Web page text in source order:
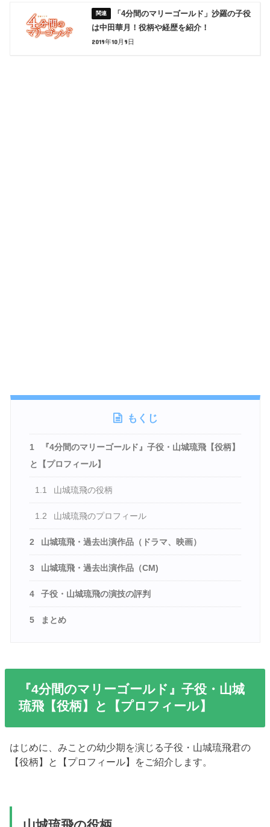
「4分間のマリーゴールド」沙羅の子役
は中田華月！役柄や経歴を紹介！
2019年10月9日
もくじ
1
『4分間のマリーゴールド』子役・山城琉飛【役柄】
と【プロフィール】
1.1 山城琉飛の役柄
1.2 山城琉飛のプロフィール
2 山城琉飛・過去出演作品（ドラマ、映画）
3 山城琉飛・過去出演作品（CM)
4 子役・山城琉飛の演技の評判
5 まとめ
『4分間のマリーゴールド』子役・山城
琉飛【役柄】と【プロフィール】
はじめに、みことの幼少期を演じる子役・山城琉飛君の
【役柄】と【プロフィール】をご紹介します。